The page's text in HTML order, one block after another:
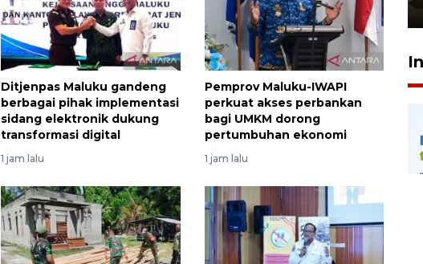
Ditjenpas Maluku gandeng
berbagai pihak implementasi
sidang elektronik dukung
transformasi digital
1 jam lalu
Pemprov Maluku-IWAPI
perkuat akses perbankan
bagi UMKM dorong
pertumbuhan ekonomi
1 jam lalu
23 Juli 2026 14:28